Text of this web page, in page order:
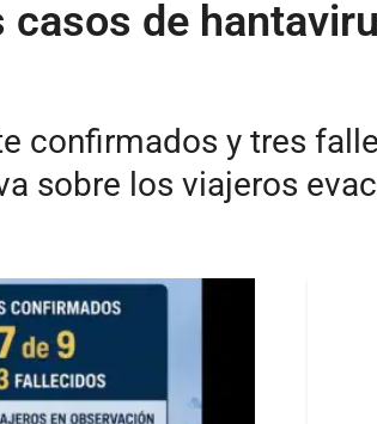
de
confirmados y tres
sobre los viajeros